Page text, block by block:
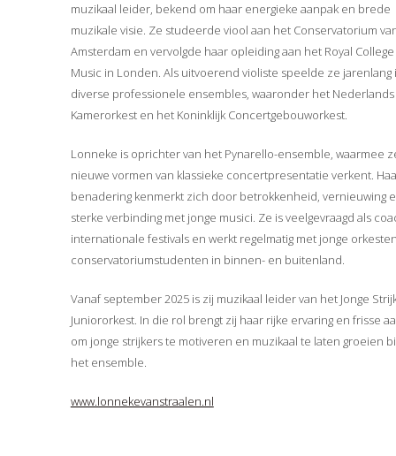
muzikaal leider, bekend om haar energieke aanpak en brede
muzikale visie. Ze studeerde viool aan het Conservatorium
Amsterdam en vervolgde haar opleiding aan het Royal
Music in Londen. Als uitvoerend violiste speelde ze jarenlang
diverse professionele ensembles, waaronder het Nederlands
Kamerorkest en het Koninklijk Concertgebouworkest.
Lonneke is oprichter van het Pynarello-ensemble, waarmee
nieuwe vormen van klassieke concertpresentatie verkent.
benadering kenmerkt zich door betrokkenheid, vernieuwing
sterke verbinding met jonge musici. Ze is veelgevraagd als
internationale festivals en werkt regelmatig met jonge
conservatoriumstudenten in binnen- en buitenland.
Vanaf september 2025 is zij muzikaal leider van het Jonge
Juniororkest. In die rol brengt zij haar rijke ervaring en frisse
om jonge strijkers te motiveren en muzikaal te laten groeien
het ensemble.
www.lonnekevanstraalen.nl